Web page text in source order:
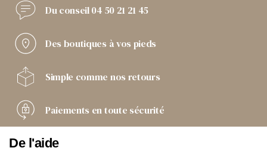
Du conseil04 50 21 21 45
Des boutiques à vos pieds
Simple comme nos retours
Paiements en toute sécurité
De l'aide